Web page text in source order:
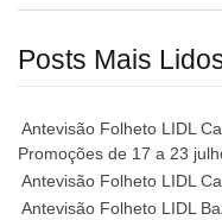
Posts Mais
Antevisão Folheto LIDL
Promoções de 17 a 23
Antevisão Folheto LIDL
Antevisão Folheto LIDL